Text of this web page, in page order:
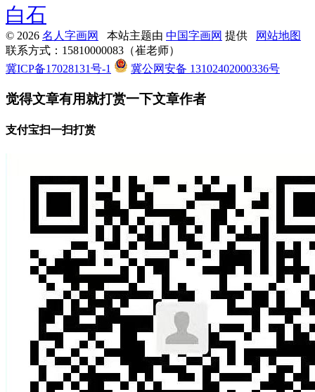
白石
© 2026 名人字画网 本站主题由 中国字画网 提供
网站地图
联系方式：15810000083（崔老师）
冀ICP备17028131号-1
冀公网安备 13102402000336号
觉得文章有用就打赏一下文章作者
支付宝扫一扫打赏